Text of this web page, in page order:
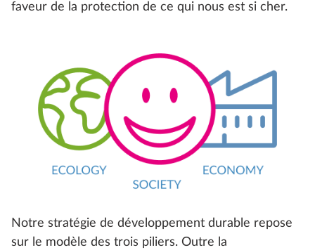
faveur de la protection de ce qui nous est si cher.
Notre stratégie de développement durable repose
sur le modèle des trois piliers. Outre la